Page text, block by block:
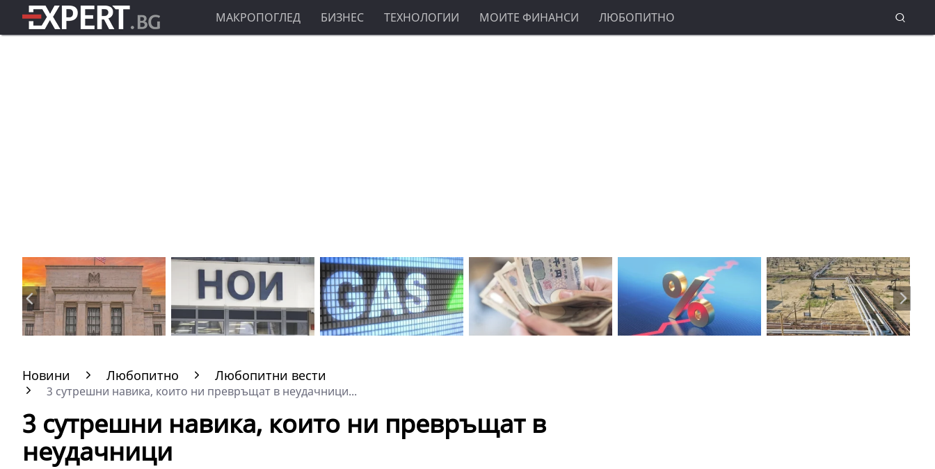
МАКРОПОГЛЕД БИЗНЕС ТЕХНОЛОГИИ МОИТЕ ФИНАНСИ ЛЮБОПИТНО
Новини Любопитно Любопитни вести
3 сутрешни навика, които ни превръщат в неудачници...
3 сутрешни навика, които ни превръщат в
неудачници